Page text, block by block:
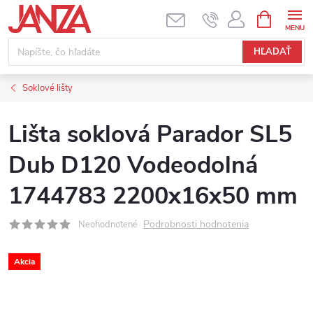
Prejsť na obsah
HĽADAŤ
Soklové lišty
Lišta soklová Parador SL5
Dub D120 Vodeodolná
1744783 2200x16x50 mm
Neohodnotené Podrobnosti hodnotenia
Akcia